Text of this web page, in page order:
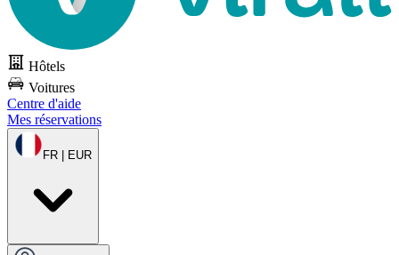
Hôtels
Voitures
Centre d'aide
Mes réservations
FR | EUR